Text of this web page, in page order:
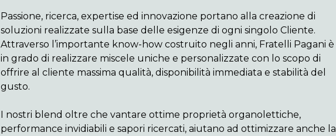
Passione, ricerca, expertise ed innovazione portano alla creazione di
soluzioni realizzate sulla base delle esigenze di ogni singolo Cliente.
Attraverso l’importante know-how costruito negli anni, Fratelli Pagani è
in grado di realizzare miscele uniche e personalizzate con lo scopo di
offrire al cliente massima qualità, disponibilità immediata e stabilità del
gusto.
I nostri blend oltre che vantare ottime proprietà organolettiche,
performance invidiabili e sapori ricercati, aiutano ad ottimizzare anche la